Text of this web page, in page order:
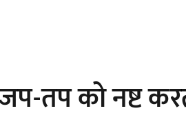
तप को नष्ट